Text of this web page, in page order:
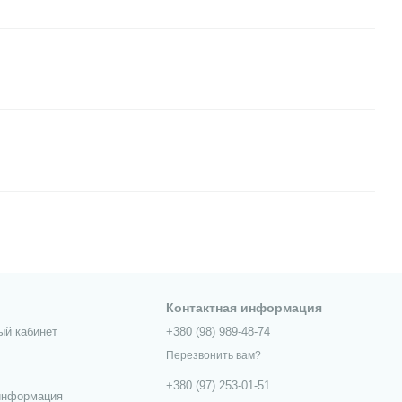
кабинет
Контактная информация
+380 (98) 989-48-74
Перезвонить вам?
+380 (97) 253-01-51